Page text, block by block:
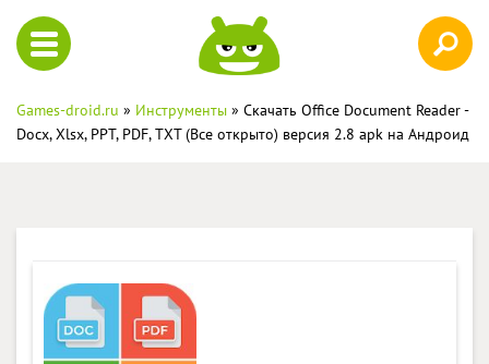
Games-droid.ru » Инструменты » Скачать Office Document Reader -
Docx, Xlsx, PPT, PDF, TXT (Все открыто) версия 2.8 apk на Андроид